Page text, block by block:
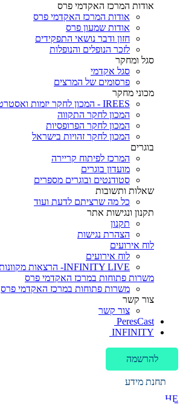
אודות המרכז האקדמי פרס
אודות המרכז האקדמי פרס
אודות שמעון פרס
חזון ודבר נושאי התפקידים
לזכר הנופלים והנופלות
סגל ומחקר
סגל אקדמי
פרסומים של המרצים
מכוני מחקר
IREES - המכון לחקר יזמות ואסטרטגיות כלכליות
המכון לחקר התקווה
המכון לחקר הפרופסיות
המכון לחקר זהויות בישראל
בוגרים
המרכז לפיתוח קריירה
מועדון בוגרים
סטודנטים ובוגרים מספרים
שאלות ותשובות
כל מה שרציתם לדעת ועוד
תקנון ונגישות אתר
תקנון
הצהרת נגישות
לוח אירועים
לוח אירועים
INFINITY LIVE- הרצאות מקוונות ממרצי INFINITY
משרות פתוחות במרכז האקדמי פרס
משרות פתוחות במרכז האקדמי פרס
צור קשר
צור קשר
PeresCast
INFINITY
להרשמה
תחנת מידע
HE